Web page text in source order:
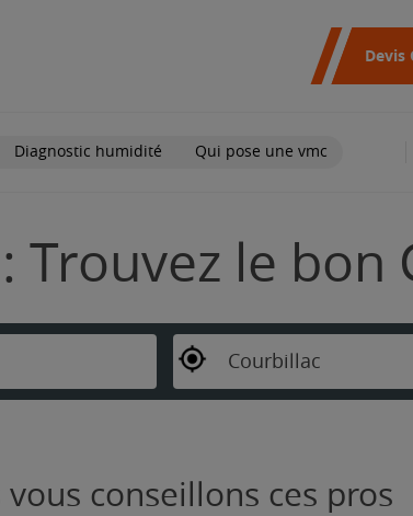
Devis
Diagnostic humidité Qui pose une vmc
Trouvez le bon
Courbillac
vous conseillons ces pros